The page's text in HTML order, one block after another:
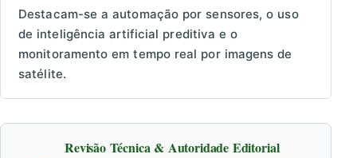
Destacam-se a automação por sensores, o uso
de inteligência artificial preditiva e o
monitoramento em tempo real por imagens de
satélite.
Revisão Técnica & Autoridade Editorial